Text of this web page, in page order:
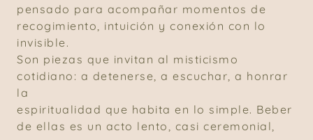
pensado para acompañar momentos de
recogimiento, intuición y conexión con lo
invisible.
Son piezas que invitan al misticismo
cotidiano: a detenerse, a escuchar, a honrar
la
espiritualidad que habita en lo simple. Beber
de ellas es un acto lento, casi ceremonial,